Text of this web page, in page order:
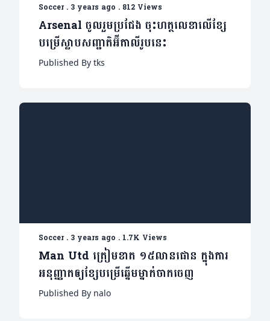
Soccer. 3 years ago . 812 Views
Arsenal ចូលរួមប្រជែង ចុះហត្ថលេខាលើខ្សែ
បម្រើស្លាប​សញ្ជាតិ​អ៊ីតាលីរូបនេះ
Published By tks
Soccer. 3 years ago . 1.7K Views
Man Utd ត្រៀមខាត ១៥លានផោន ក្នុងការ
អនុញ្ញាតឲ្យខ្សែបម្រើឆ្នើមម្នាក់ចាកចេញ
Published By nalo